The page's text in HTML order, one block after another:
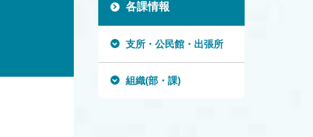
各課情報
支所・公民館・出張所
組織(部・課)